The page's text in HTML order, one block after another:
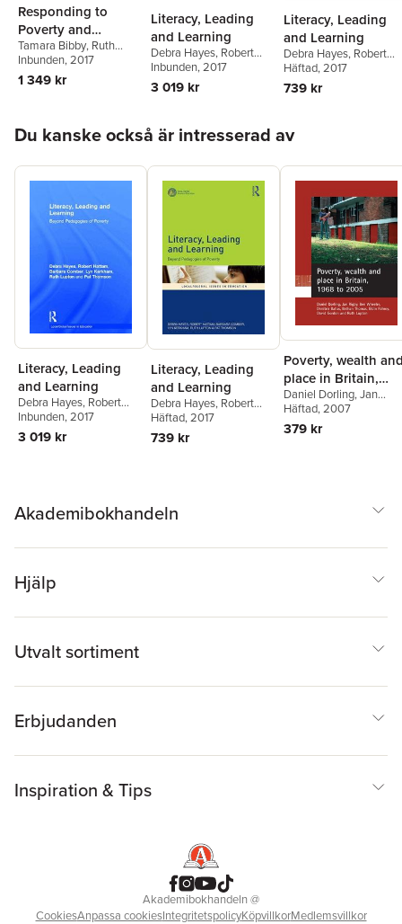
Responding to
Poverty and
Disadvantage in
Schools
Tamara Bibby, Ruth
Lupton,Carlo Raffo
Inbunden, 2017
1 349 kr
Literacy, Leading
and Learning
Debra Hayes, Robert
Hattam,Barbara
Comber,Lyn Kerkham
Ruth Lupton
Inbunden, 2017
3 019 kr
Literacy, Leading
and Learning
Debra Hayes, Robert
Hattam,Barbara
Comber
Ruth Lupton
Häftad, 2017
739 kr
Du kanske också är intresserad av
Literacy, Leading
and Learning
Debra Hayes, Robert
Hattam,Barbara
Comber,Lyn Kerkham
Ruth Lupton
Inbunden, 2017
3 019 kr
Literacy, Leading
and Learning
Debra Hayes, Robert
Hattam,Barbara
Comber
Ruth Lupton
Häftad, 2017
739 kr
Poverty, wealth
place in Britain,
1968 to 2005
Daniel Dorling,Jan
Rigby,Ben Wheeler
Dimitris Ballas
Thomas
Häftad, 2007
379 kr
Akademibokhandeln
Hjälp
Utvalt sortiment
Erbjudanden
Inspiration & Tips
Akademibokhandeln@
CookiesAnpassa cookiesIntegritetspolicyKöpvillkorMedlemsvillkor